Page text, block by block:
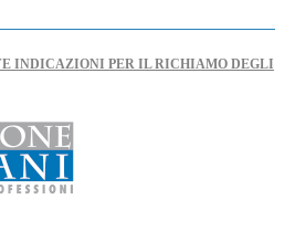
INDICAZIONI PER IL RICHIAMO DEGLI
PER L'ARTIGIANATO
CASARTIGIANI SCRIVE AL MINISTRO